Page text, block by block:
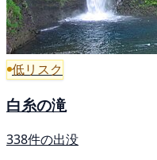
低リスク
白糸の滝
338件の出没